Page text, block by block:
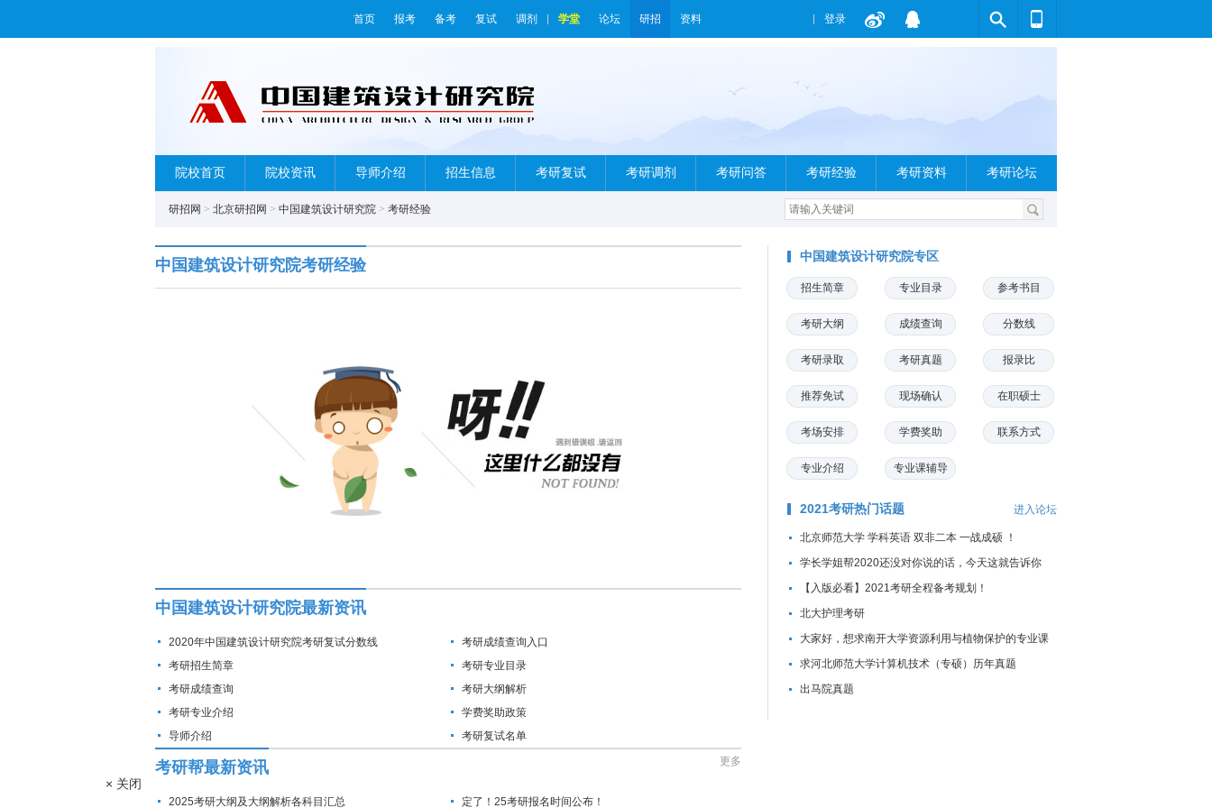
首页 报考 备考 复试 调剂 学堂 论坛 研招 资料 登录
院校首页 院校资讯 导师介绍 招生信息 考研复试 考研调剂 考研问答 考研经验 考研资料 考研论坛
研招网 > 北京研招网 > 中国建筑设计研究院 > 考研经验
中国建筑设计研究院考研经验
中国建筑设计研究院最新资讯
2020年中国建筑设计研究院考研复试分数线
考研成绩查询入口
考研招生简章
考研专业目录
考研成绩查询
考研大纲解析
考研专业介绍
学费奖助政策
导师介绍
考研复试名单
考研帮最新资讯 更多
2025考研大纲及大纲解析各科目汇总 定了！25考研报名时间公布！
中国建筑设计研究院专区
招生简章 专业目录 参考书目
考研大纲 成绩查询 分数线
考研录取 考研真题 报录比
推荐免试 现场确认 在职硕士
考场安排 学费奖助 联系方式
专业介绍 专业课辅导
2021考研热门话题 进入论坛
北京师范大学 学科英语 双非二本 一战成硕 ！
学长学姐帮2020还没对你说的话，今天这就告诉你
【入版必看】2021考研全程备考规划！
北大护理考研
大家好，想求南开大学资源利用与植物保护的专业课
资料...
求河北师范大学计算机技术（专硕）历年真题
出马院真题
× 关闭